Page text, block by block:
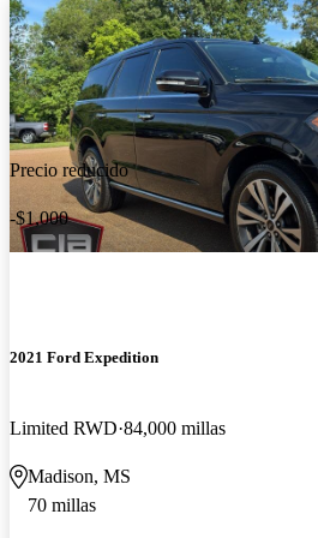
Precio reducido
-$1,000
2021 Ford Expedition
Limited RWD 84,000 millas
Madison, MS
70 millas